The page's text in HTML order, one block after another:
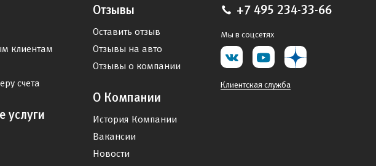
клиентам
счета
услуги
Отзывы
Оставить отзыв
Отзывы на авто
Отзывы о компании
О Компании
История Компании
Вакансии
Новости
+7 495 234-33-66
Мы в соцсетях
Клиентская служба